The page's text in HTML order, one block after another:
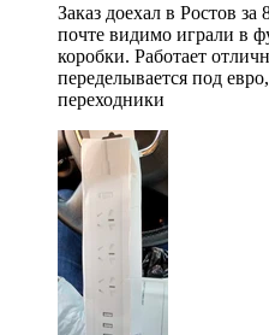
Заказ доехал в Ростов
почте видимо играли в
коробки. Работает
переделывается под
переходники